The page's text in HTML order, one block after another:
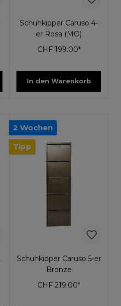
Schuhkipper Caruso 4-
er Rosa (MO)
CHF 199.00*
In den Warenkorb
2 Wochen
Tipp
Schuhkipper Caruso 5-er
Bronze
CHF 219.00*